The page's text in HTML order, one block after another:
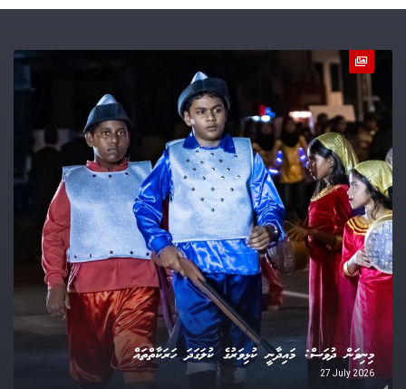
މިނިވަން ދުވަސް: މައިދާނީ ކުޅިވަރުގެ ކުލަގަދަ ހަރަކާތްތައް
27 July 2026